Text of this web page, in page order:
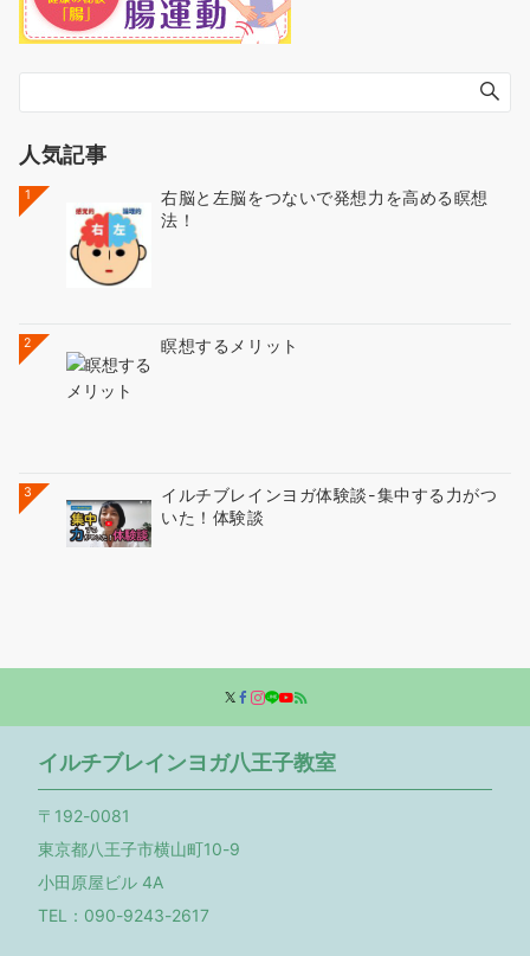
人気記事
1
右脳と左脳をつないで発想力を高める瞑想
法！
2 瞑想するメリット
3
イルチブレインヨガ体験談-集中する力がつ
いた！体験談
イルチブレインヨガ八王子教室
〒192-0081
東京都八王子市横山町10-9
小田原屋ビル 4A
TEL：090-9243-2617